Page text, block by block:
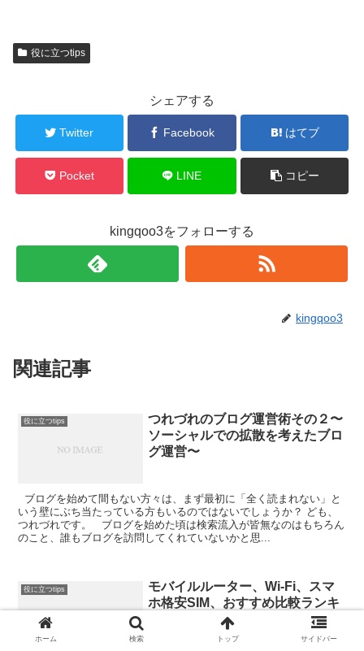
役に立つtips
シェアする
Twitter Facebook はてブ
Pocket LINE コピー
kingqoo3をフォローする
kingqoo3
関連記事
役に立つtips
つれづれのブログ運営術その２〜
ソーシャルでの拡散を考えたブロ
グ運営〜
ブログを始めて間もない方々は、まず最初に「全く読まれない」と
いう壁にぶち当たっている方もいるのではないでしょうか？ ども、
つれづれです。 ブログを始めた頃は検索流入が皆無なのはもちろん
のこと、誰もブログを訪問してくれていないかと思...
役に立つtips
モバイルルーター、Wi-Fi、スマ
ホ格安SIM、おすすめ比較ランキ
ング【体験談、レビューもあり】
ホーム 検索 トップ サイドバー